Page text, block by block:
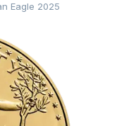
Eagle 2025